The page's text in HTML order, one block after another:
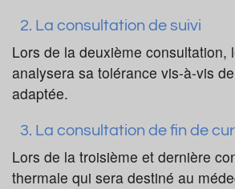
2. La consultation de suivi
Lors de la deuxième
analysera sa tolérance vis-à-vis
adaptée.
3. La consultation de fin de
Lors de la troisième et dernière
thermale qui sera destiné au